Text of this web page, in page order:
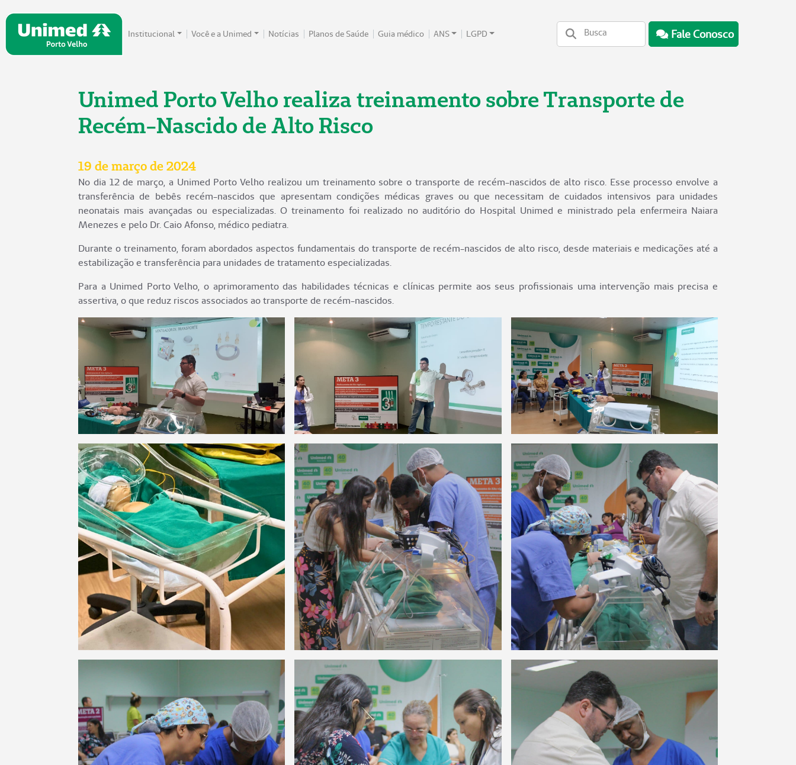
Institucional Você e a Unimed Notícias Planos de Saúde Guia médico ANS LGPD Fale Conosco
Unimed Porto Velho realiza treinamento sobre Transporte de
Recém-Nascido de Alto Risco
19 de março de 2024
No dia 12 de março, a Unimed Porto Velho realizou um treinamento sobre o transporte de recém-nascidos de alto risco. Esse processo envolve a
transferência de bebês recém-nascidos que apresentam condições médicas graves ou que necessitam de cuidados intensivos para unidades
neonatais mais avançadas ou especializadas. O treinamento foi realizado no auditório do Hospital Unimed e ministrado pela enfermeira Naiara
Menezes e pelo Dr. Caio Afonso, médico pediatra.
Durante o treinamento, foram abordados aspectos fundamentais do transporte de recém-nascidos de alto risco, desde materiais e medicações até a
estabilização e transferência para unidades de tratamento especializadas.
Para a Unimed Porto Velho, o aprimoramento das habilidades técnicas e clínicas permite aos seus profissionais uma intervenção mais precisa e
assertiva, o que reduz riscos associados ao transporte de recém-nascidos.